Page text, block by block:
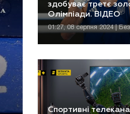
здобуває третє
Олімпіади. ВІДЕО
01:27, 08 серпня 2024 |
Спортивні